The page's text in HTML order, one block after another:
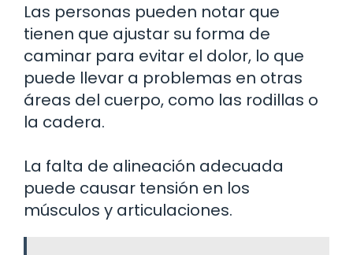
Las personas pueden notar que
tienen que ajustar su forma de
caminar para evitar el dolor, lo que
puede llevar a problemas en otras
áreas del cuerpo, como las rodillas o
la cadera.
La falta de alineación adecuada
puede causar tensión en los
músculos y articulaciones.